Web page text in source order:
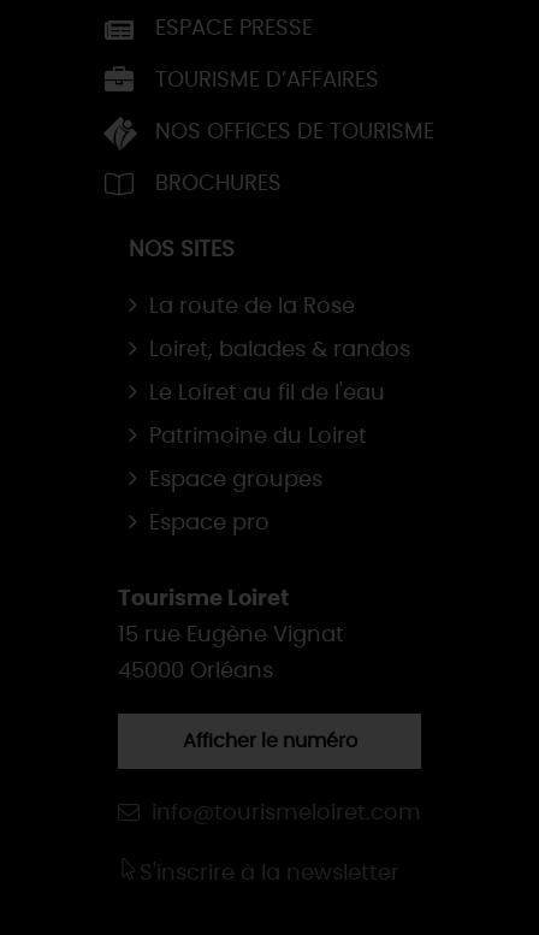
ESPACE PRESSE
TOURISME D’AFFAIRES
NOS OFFICES DE TOURISME
BROCHURES
NOS SITES
La route de la Rose
Loiret, balades & randos
Le Loiret au fil de l'eau
Patrimoine du Loiret
Espace groupes
Espace pro
Tourisme Loiret
15 rue Eugène Vignat
45000 Orléans
Afficher le numéro
info@tourismeloiret.com
S'inscrire à la newsletter